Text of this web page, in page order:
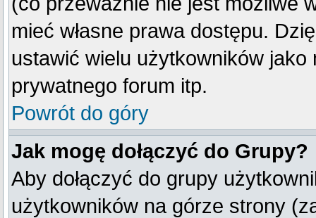
mieć własne prawa dostępu.
ustawić wielu użytkowników
prywatnego forum itp.
Powrót do góry
Jak mogę dołączyć do Grupy?
Aby dołączyć do grupy
użytkowników na górze strony